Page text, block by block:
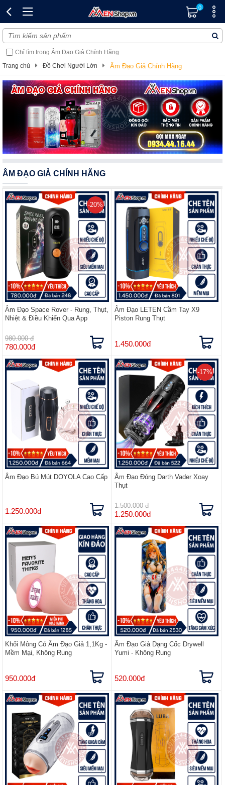
0
Chỉ tìm trong Âm Đạo Giả Chính Hãng
Trang chủ
Đồ Chơi Người Lớn Âm Đạo Giả Chính Hãng
ÂM ĐẠO GIẢ CHÍNH HÃNG
Âm Đạo Space Rover - Rung, Thụt,
Nhiệt & Điều Khiển Qua App
980.000 đ
780.000đ
-20%
Âm Đạo LETEN Cầm Tay X9
Piston Rung Thụt
1.450.000đ
Âm Đạo Bú Mút DOYOLA Cao Cấp
1.250.000đ
Âm Đạo Đóng Darth Vader Xoay
Thụt
1.500.000 đ
1.250.000đ
-17%
Khối Mông Có Âm Đạo Giả 1,1Kg -
Mềm Mại, Không Rung
950.000đ
Âm Đạo Giả Dạng Cốc Drywell
Yumi - Không Rung
520.000đ